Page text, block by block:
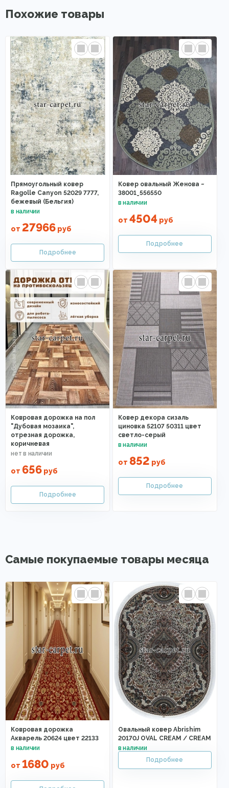
Похожие товары
Прямоугольный ковер
Ragolle Canyon 52029 7777,
бежевый (Бельгия)
от 27966 руб
Ковер овальный Женова ~
38001_556550
от 4504руб
Ковровая дорожка на пол
"Дубовая мозаика",
отрезная дорожка,
коричневая
от 656 руб
Ковер декора сизаль
циновка 52107 50311 цвет
светло-серый
от 852 руб
Самые покупаемые товары месяца
Ковровая дорожка
Акварель 20624 цвет 22133
от 1680 руб
Овальный ковер Abrishim
20170J OVAL CREAM / CREAM